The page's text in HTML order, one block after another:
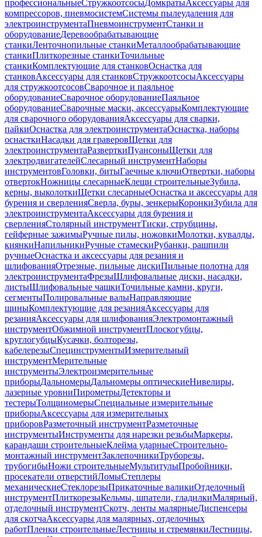
профессиональныеСтружкоотсосыДомкратыАксессуары для
компрессоров, пневмосистемСистемы пылеудаления для
электроинструментаПневмоинструментСтанки и
оборудованиеДеревообрабатывающие
станкиЛенточнопильные станкиМеталлообрабатывающие
станкиПлиткорезные станкиТочильные
станкиКомплектующие для станковОснастка для
станковАксессуары для станковСтружкоотсосыАксессуары
для стружкоотсосовСварочное и паяльное
оборудованиеСварочное оборудованиеПаяльное
оборудованиеСварочные маски, аксессуарыКомплектующие
для сварочного оборудованияАксессуары для сварки,
пайкиОснастка для электроинструментаОснастка, наборы
оснасткиНасадки для граверовЩетки для
электроинструментаРазверткиПуансоныЩетки для
электродвигателейСлесарный инструментНаборы
инструментовГоловки, битыГаечные ключиОтвертки, наборы
отвертокНожницы слесарныеКлещи строительныеЗубила,
керны, выколоткиЩетки слесарныеОснастка и аксессуары для
бурения и сверленияСверла, буры, зенкерыКоронкиЗубила для
электроинструментаАксессуары для бурения и
сверленияСтолярный инструментТиски, струбцины,
гейферные зажимыРучные пилы, ножовкиМолотки, кувалды,
киянкиНапильникиРучные стамескиРубанки, рашпили
ручныеОснастка и аксессуары для резания и
шлифованияОтрезные, пильные дискиПильные полотна для
электроинструментаФрезыШлифовальные диски, насадки,
листыШлифовальные чашкиТочильные камни, круги,
сегментыПолировальные валыНаправляющие
шиныКомплектующие для резанияАксессуары для
резанияАксессуары для шлифованияЭлектромонтажный
инструментОбжимной инструментПлоскогубцы,
круглогубцыКусачки, болторезы,
кабелерезыСпецинструментыИзмерительный
инструментМерительные
инструментыЭлектроизмерительные
приборыДальномерыДальномеры оптическиеНивелиры,
лазерные уровниПирометрыДетекторы и
тестерыТолщиномерыСпециальные измерительные
приборыАксессуары для измерительных
приборовРазметочный инструментРазметочные
инструментыИнструменты для нарезки резьбыМаркеры,
карандаши строительныеКлейма ударныеСтроительно-
монтажный инструментЗаклепочникиТруборезы,
трубогибыНожи строительныеМультитулыПробойники,
просекатели отверстийЛомыСтеплеры
механическиеСтеклорезыПрикаточные валикиОтделочный
инструментПлиткорезыКельмы, шпатели, гладилкиМалярный,
отделочный инструментСкотч, ленты малярныеДиспенсеры
для скотчаАксессуары для малярных, отделочных
работПленки строительныеЛестницы и стремянкиЛестницы,